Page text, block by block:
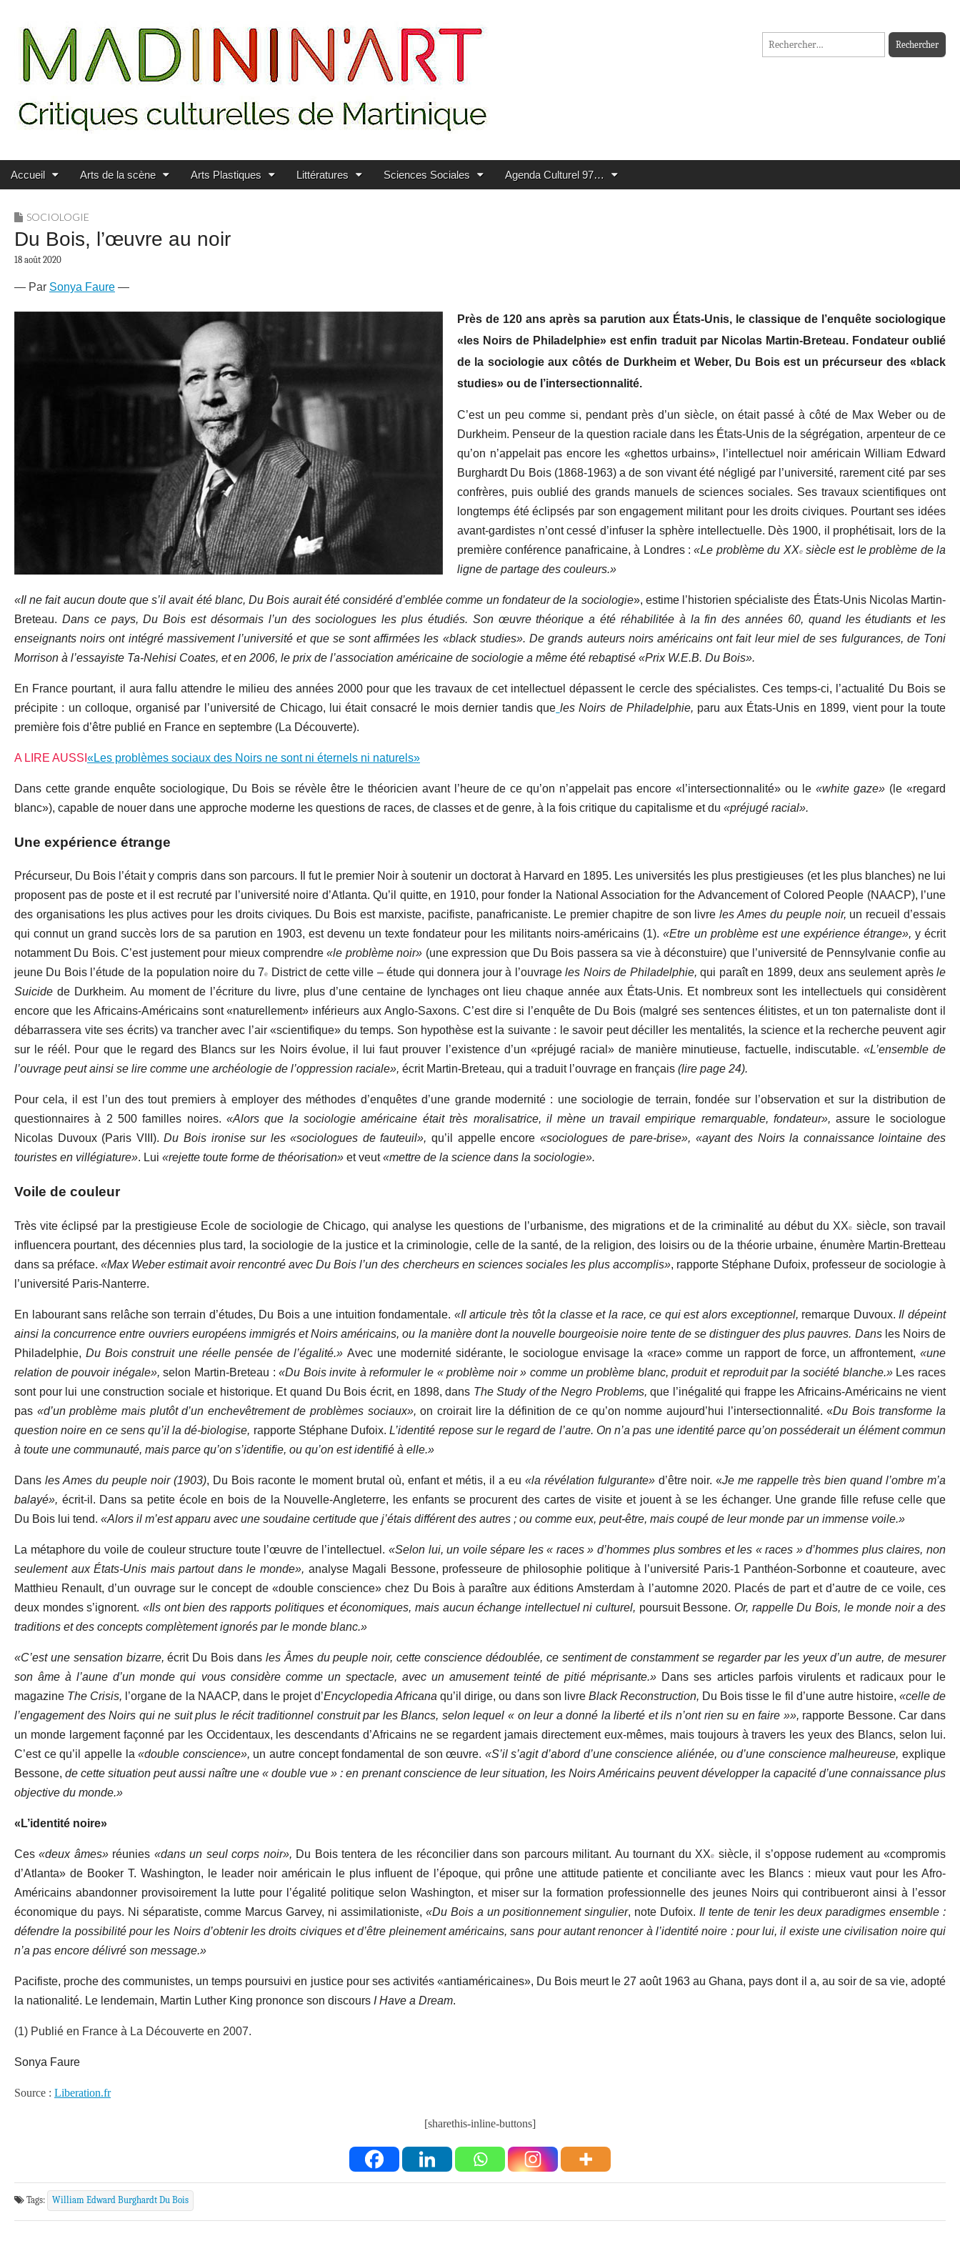
MADININ'ART
Rechercher :
Main menu
Skip to content
Accueil Arts de la scène Arts Plastiques Littératures Sciences Sociales Agenda Culturel 97…
SOCIOLOGIE
Du Bois, l’œuvre au noir
18 août 2020
— Par Sonya Faure —
Près de 120 ans après sa parution aux États-Unis, le classique de l’enquête sociologique
«les Noirs de Philadelphie» est enfin traduit par Nicolas Martin-Breteau. Fondateur oublié
de la sociologie aux côtés de Durkheim et Weber, Du Bois est un précurseur des «black
studies» ou de l’intersectionnalité.
C’est un peu comme si, pendant près d’un siècle, on était passé à côté de Max Weber ou de
Durkheim. Penseur de la question raciale dans les États-Unis de la ségrégation, arpenteur de ce
qu’on n’appelait pas encore les «ghettos urbains», l’intellectuel noir américain William Edward
Burghardt Du Bois (1868-1963) a de son vivant été négligé par l’université, rarement cité par ses
confrères, puis oublié des grands manuels de sciences sociales. Ses travaux scientifiques ont
longtemps été éclipsés par son engagement militant pour les droits civiques. Pourtant ses idées
avant-gardistes n’ont cessé d’infuser la sphère intellectuelle. Dès 1900, il prophétisait, lors de la
première conférence panafricaine, à Londres :«Le problème du XXesiècle est le problème de la
ligne de partage des couleurs.»
«Il ne fait aucun doute que s’il avait été blanc, Du Bois aurait été considéré d’emblée comme un fondateur de la sociologie», estime l’historien spécialiste des États-Unis Nicolas Martin-
Breteau. Dans ce pays, Du Bois est désormais l’un des sociologues les plus étudiés. Son œuvre théorique a été réhabilitée à la fin des années 60, quand les étudiants et les
enseignants noirs ont intégré massivement l’université et que se sont affirmées les «black studies». De grands auteurs noirs américains ont fait leur miel de ses fulgurances, de Toni
Morrison à l’essayiste Ta-Nehisi Coates, et en 2006, le prix de l’association américaine de sociologie a même été rebaptisé «Prix W.E.B. Du Bois».
En France pourtant, il aura fallu attendre le milieu des années 2000 pour que les travaux de cet intellectuel dépassent le cercle des spécialistes. Ces temps-ci, l’actualité Du Bois se
précipite : un colloque, organisé par l’université de Chicago, lui était consacré le mois dernier tandis que les Noirs de Philadelphie, paru aux États-Unis en 1899, vient pour la toute
première fois d’être publié en France en septembre (La Découverte).
A LIRE AUSSI «Les problèmes sociaux des Noirs ne sont ni éternels ni naturels»
Dans cette grande enquête sociologique, Du Bois se révèle être le théoricien avant l’heure de ce qu’on n’appelait pas encore «l’intersectionnalité» ou le«white gaze» (le «regard
blanc»), capable de nouer dans une approche moderne les questions de races, de classes et de genre, à la fois critique du capitalisme et du «préjugé racial».
Une expérience étrange
Précurseur, Du Bois l’était y compris dans son parcours. Il fut le premier Noir à soutenir un doctorat à Harvard en 1895. Les universités les plus prestigieuses (et les plus blanches) ne lui
proposent pas de poste et il est recruté par l’université noire d’Atlanta. Qu’il quitte, en 1910, pour fonder la National Association for the Advancement of Colored People (NAACP), l’une
des organisations les plus actives pour les droits civiques. Du Bois est marxiste, pacifiste, panafricaniste. Le premier chapitre de son livreles Ames du peuple noir, un recueil d’essais
qui connut un grand succès lors de sa parution en 1903, est devenu un texte fondateur pour les militants noirs-américains (1). «Etre un problème est une expérience étrange», y écrit
notamment Du Bois. C’est justement pour mieux comprendre«le problème noir» (une expression que Du Bois passera sa vie à déconstuire) que l’université de Pennsylvanie confie au
jeune Du Bois l’étude de la population noire du 7e District de cette ville – étude qui donnera jour à l’ouvrage les Noirs de Philadelphie, qui paraît en 1899, deux ans seulement aprèsle
Suicide de Durkheim. Au moment de l’écriture du livre, plus d’une centaine de lynchages ont lieu chaque année aux États-Unis. Et nombreux sont les intellectuels qui considèrent
encore que les Africains-Américains sont «naturellement» inférieurs aux Anglo-Saxons. C’est dire si l’enquête de Du Bois (malgré ses sentences élitistes, et un ton paternaliste dont il
débarrassera vite ses écrits) va trancher avec l’air «scientifique» du temps. Son hypothèse est la suivante : le savoir peut déciller les mentalités, la science et la recherche peuvent agir
sur le réél. Pour que le regard des Blancs sur les Noirs évolue, il lui faut prouver l’existence d’un «préjugé racial» de manière minutieuse, factuelle, indiscutable. «L’ensemble de
l’ouvrage peut ainsi se lire comme une archéologie de l’oppression raciale», écrit Martin-Breteau, qui a traduit l’ouvrage en français (lire page 24).
Pour cela, il est l’un des tout premiers à employer des méthodes d’enquêtes d’une grande modernité : une sociologie de terrain, fondée sur l’observation et sur la distribution de
questionnaires à 2 500 familles noires.«Alors que la sociologie américaine était très moralisatrice, il mène un travail empirique remarquable, fondateur», assure le sociologue
Nicolas Duvoux (Paris VIII).Du Bois ironise sur les «sociologues de fauteuil», qu’il appelle encore «sociologues de pare-brise», «ayant des Noirs la connaissance lointaine des
touristes en villégiature». Lui «rejette toute forme de théorisation» et veut«mettre de la science dans la sociologie».
Voile de couleur
Très vite éclipsé par la prestigieuse Ecole de sociologie de Chicago, qui analyse les questions de l’urbanisme, des migrations et de la criminalité au début du XXe siècle, son travail
influencera pourtant, des décennies plus tard, la sociologie de la justice et la criminologie, celle de la santé, de la religion, des loisirs ou de la théorie urbaine, énumère Martin-Bretteau
dans sa préface.«Max Weber estimait avoir rencontré avec Du Bois l’un des chercheurs en sciences sociales les plus accomplis», rapporte Stéphane Dufoix, professeur de sociologie à
l’université Paris-Nanterre.
En labourant sans relâche son terrain d’études, Du Bois a une intuition fondamentale. «Il articule très tôt la classe et la race, ce qui est alors exceptionnel, remarque Duvoux. Il dépeint
ainsi la concurrence entre ouvriers européens immigrés et Noirs américains, ou la manière dont la nouvelle bourgeoisie noire tente de se distinguer des plus pauvres. Dansles Noirs de
Philadelphie, Du Bois construit une réelle pensée de l’égalité.» Avec une modernité sidérante, le sociologue envisage la «race» comme un rapport de force, un affrontement,«une
relation de pouvoir inégale», selon Martin-Breteau :«Du Bois invite à reformuler le « problème noir » comme un problème blanc, produit et reproduit par la société blanche.»Les races
sont pour lui une construction sociale et historique. Et quand Du Bois écrit, en 1898, dans The Study of the Negro Problems, que l’inégalité qui frappe les Africains-Américains ne vient
pas «d’un problème mais plutôt d’un enchevêtrement de problèmes sociaux», on croirait lire la définition de ce qu’on nomme aujourd’hui l’intersectionnalité. «Du Bois transforme la
question noire en ce sens qu’il la dé-biologise, rapporte Stéphane Dufoix.L’identité repose sur le regard de l’autre. On n’a pas une identité parce qu’on posséderait un élément commun
à toute une communauté, mais parce qu’on s’identifie, ou qu’on est identifié à elle.»
Dans les Ames du peuple noir (1903), Du Bois raconte le moment brutal où, enfant et métis, il a eu «la révélation fulgurante» d’être noir. «Je me rappelle très bien quand l’ombre m’a
balayé», écrit-il. Dans sa petite école en bois de la Nouvelle-Angleterre, les enfants se procurent des cartes de visite et jouent à se les échanger. Une grande fille refuse celle que
Du Bois lui tend. «Alors il m’est apparu avec une soudaine certitude que j’étais différent des autres ; ou comme eux, peut-être, mais coupé de leur monde par un immense voile.»
La métaphore du voile de couleur structure toute l’œuvre de l’intellectuel.«Selon lui, un voile sépare les « races » d’hommes plus sombres et les « races » d’hommes plus claires, non
seulement auxÉtats-Unis mais partout dans le monde», analyse Magali Bessone, professeure de philosophie politique à l’université Paris-1 Panthéon-Sorbonne et coauteure, avec
Matthieu Renault, d’un ouvrage sur le concept de «double conscience» chez Du Bois à paraître aux éditions Amsterdam à l’automne 2020. Placés de part et d’autre de ce voile, ces
deux mondes s’ignorent. «Ils ont bien des rapports politiques et économiques, mais aucun échange intellectuel ni culturel, poursuit Bessone. Or, rappelle Du Bois, le monde noir a des
traditions et des concepts complètement ignorés par le monde blanc.»
«C’est une sensation bizarre, écrit Du Bois dans les Âmesdu peuple noir, cette conscience dédoublée, ce sentiment de constamment se regarder par les yeux d’un autre, de mesurer
son âme à l’aune d’un monde qui vous considère comme un spectacle, avec un amusement teinté de pitié méprisante.» Dans ses articles parfois virulents et radicaux pour le
magazine The Crisis, l’organe de la NAACP, dans le projet d’Encyclopedia Africanaqu’il dirige, ou dans son livre Black Reconstruction, Du Bois tisse le fil d’une autre histoire, «celle de
l’engagement des Noirs qui ne suit plus le récit traditionnel construit par les Blancs, selon lequel « on leur a donné la liberté et ils n’ont rien su en faire »», rapporte Bessone. Car dans
un monde largement façonné par les Occidentaux, les descendants d’Africains ne se regardent jamais directement eux-mêmes, mais toujours à travers les yeux des Blancs, selon lui.
C’est ce qu’il appelle la«double conscience», un autre concept fondamental de son œuvre. «S’il s’agit d’abord d’une conscience aliénée, ou d’une conscience malheureuse, explique
Bessone,de cette situation peut aussi naître une « double vue » : en prenant conscience de leur situation, les Noirs Américains peuvent développer la capacité d’une connaissance plus
objective du monde.»
«L’identité noire»
Ces «deux âmes»réunies «dans un seul corps noir», Du Bois tentera de les réconcilier dans son parcours militant. Au tournant du XXe siècle, il s’oppose rudement au «compromis
d’Atlanta» de Booker T. Washington, le leader noir américain le plus influent de l’époque, qui prône une attitude patiente et conciliante avec les Blancs : mieux vaut pour les Afro-
Américains abandonner provisoirement la lutte pour l’égalité politique selon Washington, et miser sur la formation professionnelle des jeunes Noirs qui contribueront ainsi à l’essor
économique du pays. Ni séparatiste, comme Marcus Garvey, ni assimilationiste, «Du Bois a un positionnement singulier, note Dufoix. Il tente de tenir les deux paradigmes ensemble :
défendre la possibilité pour les Noirs d’obtenir les droits civiques et d’être pleinement américains, sans pour autant renoncer à l’identité noire : pour lui, il existe une civilisation noire qui
n’a pas encore délivré son message.»
Pacifiste, proche des communistes, un temps poursuivi en justice pour ses activités «antiaméricaines», Du Bois meurt le 27 août 1963 au Ghana, pays dont il a, au soir de sa vie, adopté
la nationalité. Le lendemain, Martin Luther King prononce son discours I Have a Dream.
(1) Publié en France à La Découverte en 2007.
Sonya Faure
Source : Liberation.fr
[sharethis-inline-buttons]
Tags: William Edward Burghardt Du Bois